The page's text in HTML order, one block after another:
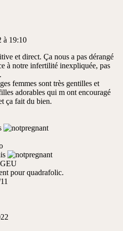
à 19:10
et direct. Ça nous a pas dérangé
à notre infertilité inexpliquée, pas
femmes sont très gentilles et
adorables qui m ont encouragé
ça fait du bien.
GEU
pour quadrafolic.